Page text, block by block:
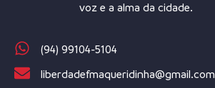
voz e a alma da cidade.
(94) 99104-5104
liberdadefmaqueridinha@gmail.com